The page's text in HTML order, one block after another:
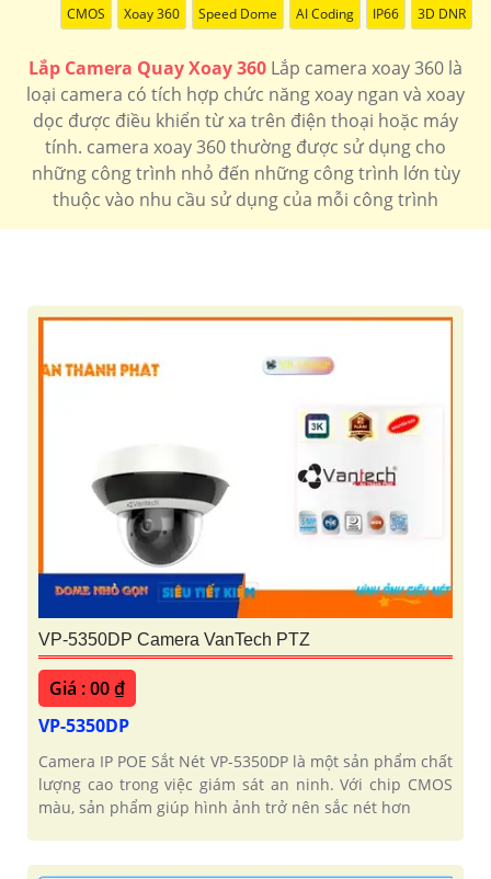
1.600.000 VNĐ
Độ phân gải 2k thiết kế tinh tế dễ dàng sử dụng KN-H41P
LẮP CAMERA XOAY 360 CHÍNH HÃNG
Camera xoay 360 có 2 loại sử dụng cho công trình gia
đình thường tích hợp wifi và micro ngoài ra camera có
xoay 360 chuyên dụng thường sử dụng cho công trình
là camera speedom tích hợp zoom quang
Camera xoay 360 Dahua
CMOS Xoay 360 Speed Dome AI Coding IP66 3D DNR
Lắp Camera Quay Xoay 360 Lắp camera xoay 360 là
loại camera có tích hợp chức năng xoay ngan và xoay
dọc được điều khiển từ xa trên điện thoại hoặc máy
tính. camera xoay 360 thường được sử dụng cho
những công trình nhỏ đến những công trình lớn tùy
thuộc vào nhu cầu sử dụng của mỗi công trình
VP-5350DP Camera VanTech PTZ
Giá : 00 ₫
VP-5350DP
Camera IP POE Sắt Nét VP-5350DP là một sản phẩm chất
lượng cao trong việc giám sát an ninh. Với chip CMOS
màu, sản phẩm giúp hình ảnh trở nên sắc nét hơn